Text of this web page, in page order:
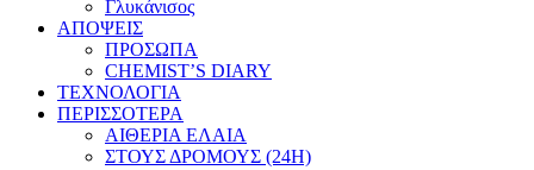
Γλυκάνισος
ΑΠΟΨΕΙΣ
ΠΡΟΣΩΠΑ
CHEMIST’S DIARY
ΤΕΧΝΟΛΟΓΙΑ
ΠΕΡΙΣΣΟΤΕΡΑ
ΑΙΘΕΡΙΑ ΕΛΑΙΑ
ΣΤΟΥΣ ΔΡΟΜΟΥΣ (24H)